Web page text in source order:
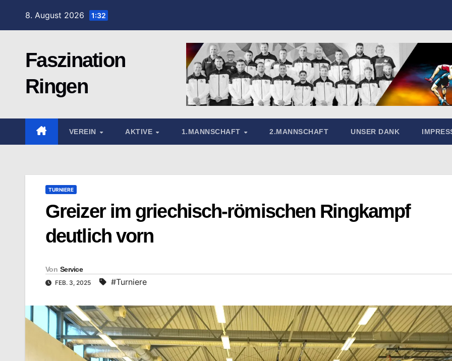
8. August 2026 1:32
Faszination
Ringen
VEREIN AKTIVE 1.MANNSCHAFT 2.MANNSCHAFT UNSER DANK
TURNIERE
Greizer im griechisch-römischen Ringkampf
deutlich vorn
Von Service
FEB. 3, 2025 #Turniere